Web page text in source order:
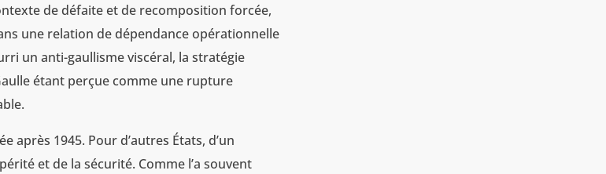
de défaite et de recomposition forcée,
une relation de dépendance opérationnelle
un anti-gaullisme viscéral, la stratégie
étant perçue comme une rupture
après 1945. Pour d’autres États, d’un
et de la sécurité. Comme l’a souvent